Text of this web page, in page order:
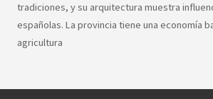
tradiciones, y su arquitectura muestra
españolas. La provincia tiene una economía
agricultura